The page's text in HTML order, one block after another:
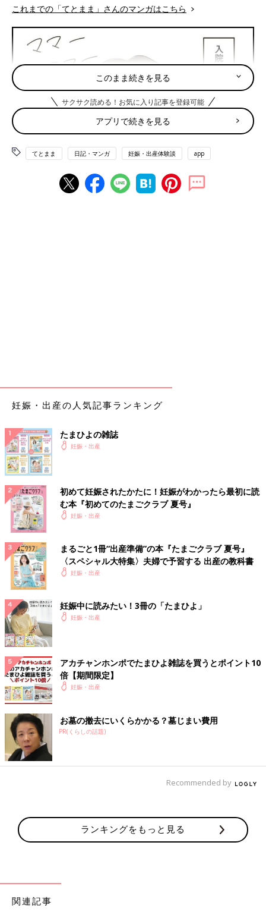
これまでの「てとまま」さんのマンガはこちら
このまま続きを見る
サクサク読める！お気に入り記事を登録可能
アプリで続きを見る
てとまま 日記・マンガ 妊娠・出産体験談 app
妊娠・出産の人気記事ランキング
たまひよの雑誌
妊娠・出産
初めて妊娠されたかたに！妊娠がわかったら最初に読
む本『初めてのたまごクラブ 夏号』
妊娠・出産
まるごと1冊“出産準備”の本『たまごクラブ 夏号』
〈スペシャル大特集〉夫婦で予習する 出産の教科書
妊娠・出産
妊娠中に読みたい！3冊の「たまひよ」
妊娠・出産
アカチャンホンポでたまひよ雑誌を買うとポイント10
倍【期間限定】
妊娠・出産
お墓の撤去にいくらかかる？墓じまい費用
PR(くらしの話題)
Recommended by
ランキングをもっと見る
関連記事